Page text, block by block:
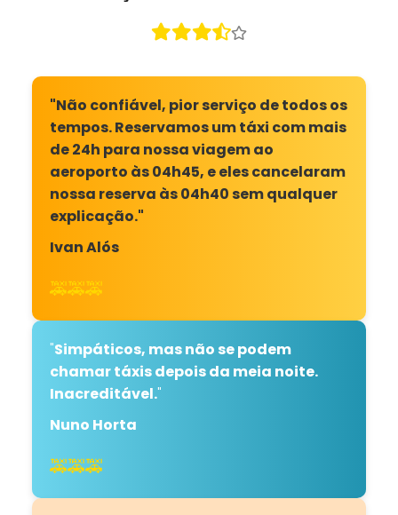
"Não confiável, pior serviço de todos os
tempos. Reservamos um táxi com mais
de 24h para nossa viagem ao
aeroporto às 04h45, e eles cancelaram
nossa reserva às 04h40 sem qualquer
explicação."
Ivan Alós
🚕🚕🚕
"Simpáticos, mas não se podem
chamar táxis depois da meia noite.
Inacreditável."
Nuno Horta
🚕🚕🚕